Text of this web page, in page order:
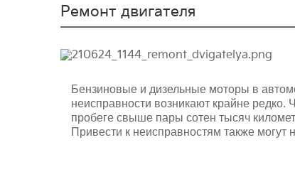
Ремонт двигателя
Бензиновые и дизельные моторы в
неисправности возникают крайне
пробеге свыше пары сотен тысяч
Привести к неисправностям также могут